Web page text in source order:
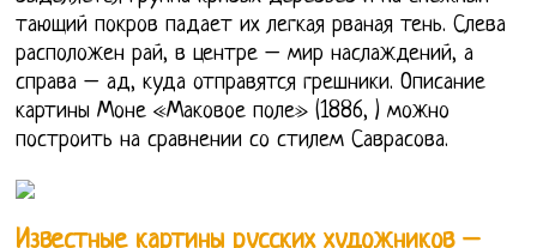
тающий покров падает их легкая рваная тень. Слева
расположен рай, в центре – мир наслаждений, а
справа – ад, куда отправятся грешники. Описание
картины Моне «Маковое поле» (1886, ) можно
построить на сравнении со стилем Саврасова.
Известные картины русских художников –